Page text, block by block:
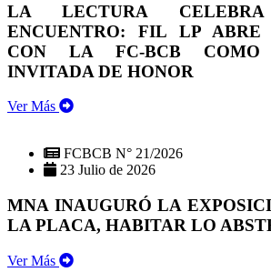
LA LECTURA
ENCUENTRO: FIL LP ABRE
CON LA FC-BCB COMO
INVITADA DE HONOR
Ver Más
FCBCB N° 21/2026
23 Julio de 2026
MNA INAUGURÓ LA
LA PLACA, HABITAR LO
Ver Más